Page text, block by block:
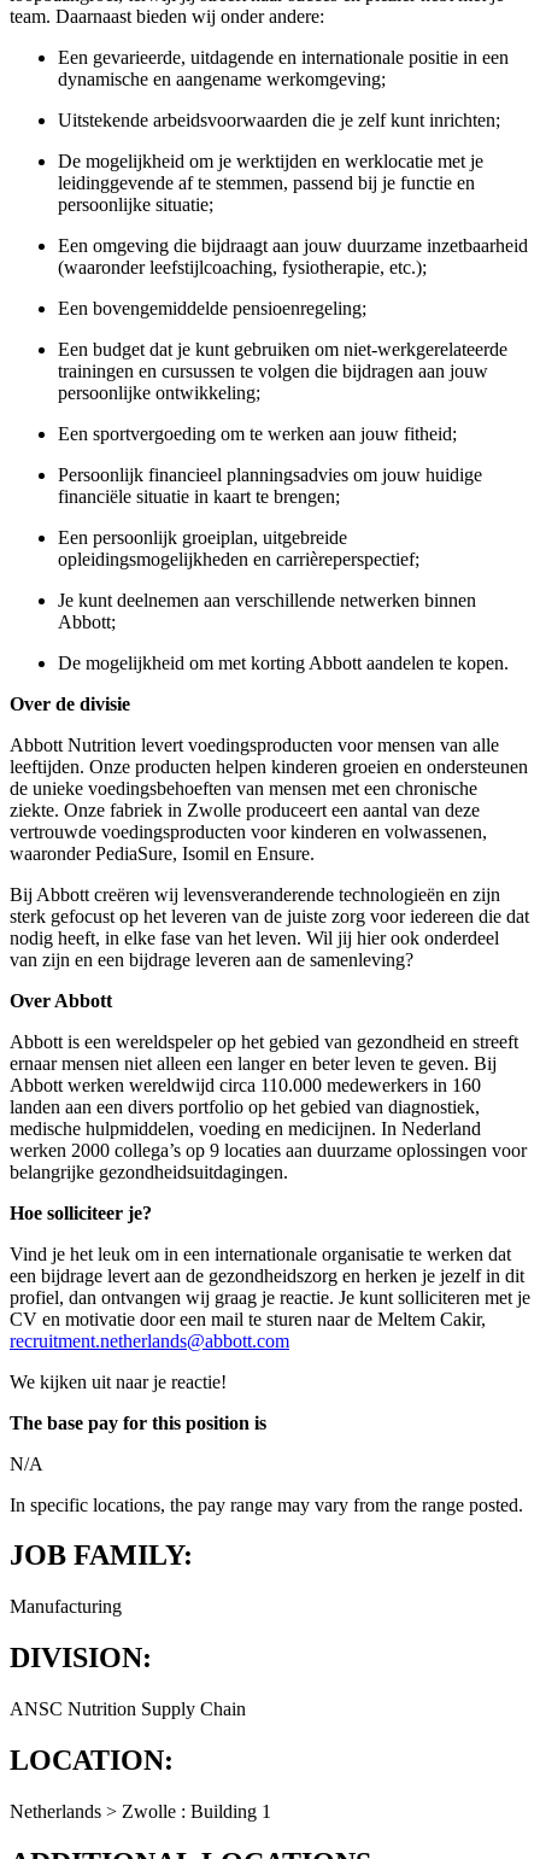
team. Daarnaast bieden wij onder andere:
Een gevarieerde, uitdagende en internationale positie in een
dynamische en aangename werkomgeving;
Uitstekende arbeidsvoorwaarden die je zelf kunt inrichten;
De mogelijkheid om je werktijden en werklocatie met je
leidinggevende af te stemmen, passend bij je functie en
persoonlijke situatie;
Een omgeving die bijdraagt aan jouw duurzame inzetbaarheid
(waaronder leefstijlcoaching, fysiotherapie, etc.);
Een bovengemiddelde pensioenregeling;
Een budget dat je kunt gebruiken om niet-werkgerelateerde
trainingen en cursussen te volgen die bijdragen aan jouw
persoonlijke ontwikkeling;
Een sportvergoeding om te werken aan jouw fitheid;
Persoonlijk financieel planningsadvies om jouw huidige
financiële situatie in kaart te brengen;
Een persoonlijk groeiplan, uitgebreide
opleidingsmogelijkheden en carrièreperspectief;
Je kunt deelnemen aan verschillende netwerken binnen
Abbott;
De mogelijkheid om met korting Abbott aandelen te kopen.
Over de divisie
Abbott Nutrition levert voedingsproducten voor mensen van alle
leeftijden. Onze producten helpen kinderen groeien en ondersteunen
de unieke voedingsbehoeften van mensen met een chronische
ziekte. Onze fabriek in Zwolle produceert een aantal van deze
vertrouwde voedingsproducten voor kinderen en volwassenen,
waaronder PediaSure, Isomil en Ensure.
Bij Abbott creëren wij levensveranderende technologieën en zijn
sterk gefocust op het leveren van de juiste zorg voor iedereen die dat
nodig heeft, in elke fase van het leven. Wil jij hier ook onderdeel
van zijn en een bijdrage leveren aan de samenleving?
Over Abbott
Abbott is een wereldspeler op het gebied van gezondheid en streeft
ernaar mensen niet alleen een langer en beter leven te geven. Bij
Abbott werken wereldwijd circa 110.000 medewerkers in 160
landen aan een divers portfolio op het gebied van diagnostiek,
medische hulpmiddelen, voeding en medicijnen. In Nederland
werken 2000 collega’s op 9 locaties aan duurzame oplossingen voor
belangrijke gezondheidsuitdagingen.
Hoe solliciteer je?
Vind je het leuk om in een internationale organisatie te werken dat
een bijdrage levert aan de gezondheidszorg en herken je jezelf in dit
profiel, dan ontvangen wij graag je reactie. Je kunt solliciteren met je
CV en motivatie door een mail te sturen naar de Meltem Cakir,
recruitment.netherlands@abbott.com
We kijken uit naar je reactie!
The base pay for this position is
N/A
In specific locations, the pay range may vary from the range posted.
JOB FAMILY:
Manufacturing
DIVISION:
ANSC Nutrition Supply Chain
LOCATION:
Netherlands > Zwolle : Building 1